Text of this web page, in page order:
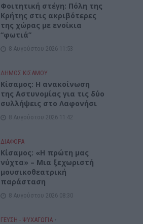
Φοιτητική στέγη: Πόλη της
Κρήτης στις ακριβότερες
της χώρας με ενοίκια
“φωτιά”
8 Αυγούστου 2026 11:53
ΔΉΜΟΣ ΚΙΣΆΜΟΥ
Κίσαμος: Η ανακοίνωση
της Αστυνομίας για τις δύο
συλλήψεις στο Λαφονήσι
8 Αυγούστου 2026 11:42
ΔΙΆΦΟΡΑ
Κίσαμος: «Η πρώτη μας
νύχτα» – Μια ξεχωριστή
μουσικοθεατρική
παράσταση
8 Αυγούστου 2026 08:30
ΓΕΎΣΗ - ΨΥΧΑΓΩΓΊΑ •